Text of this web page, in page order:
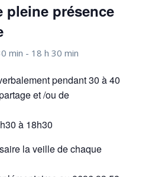
pleine présence
min - 18 h 30 min
pendant 30 à 40
et /ou de
à 18h30
la veille de chaque